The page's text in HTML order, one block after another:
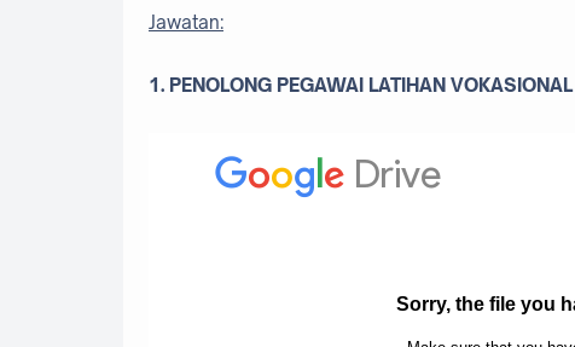
Jawatan:
1. PENOLONG PEGAWAI LATIHAN VOKASIONAL